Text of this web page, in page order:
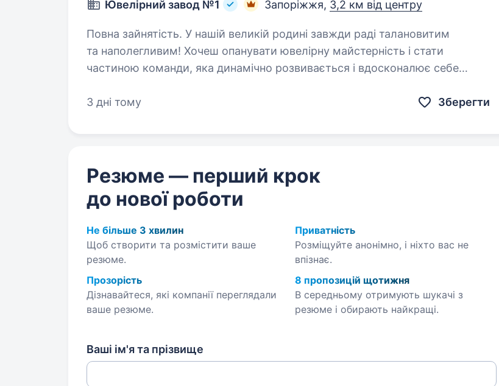
Ювелірний завод №1 Запоріжжя, 3,2 км від центру
Повна зайнятість. У нашій великій родині завжди раді талановитим
та наполегливим! Хочеш опанувати ювелірну майстерність і стати
частиною команди, яка динамічно розвивається і вдосконалює себе
3 дні тому
Зберегти
Резюме — перший крок
до нової роботи
Не більше 3 хвилин
Щоб створити та розмістити ваше
резюме.
Приватність
Розміщуйте анонімно, і ніхто вас не
впізнає.
Прозорість
Дізнавайтеся, які компанії переглядали
ваше резюме.
8 пропозицій щотижня
В середньому отримують шукачі з
резюме і обирають найкращі.
Ваші ім'я та прізвище